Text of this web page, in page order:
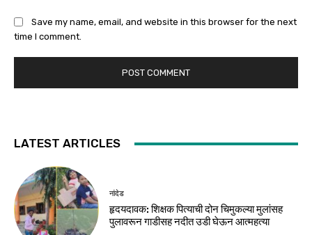
Save my name, email, and website in this browser for the next
time I comment.
LATEST ARTICLES
नांदेड
हृदयदावक: शिक्षक पित्याची दोन चिमुकल्या मुलांसह
पुलावरून गाडीसह नदीत उडी घेऊन आत्महत्या